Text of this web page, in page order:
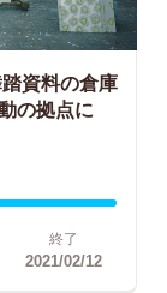
資料の倉庫
の拠点に
終了
2021/02/12